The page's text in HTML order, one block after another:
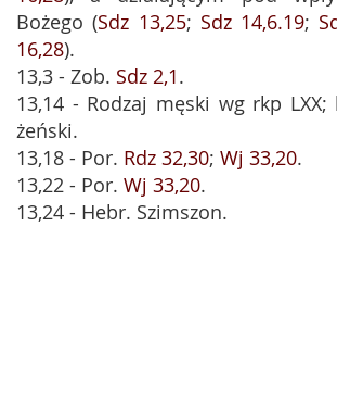
Bożego (Sdz 13,25; Sdz 14,6.19;
16,28).
13,3 - Zob. Sdz 2,1.
13,14 - Rodzaj męski wg rkp
żeński.
13,18 - Por. Rdz 32,30; Wj 33,20.
13,22 - Por. Wj 33,20.
13,24 - Hebr. Szimszon.